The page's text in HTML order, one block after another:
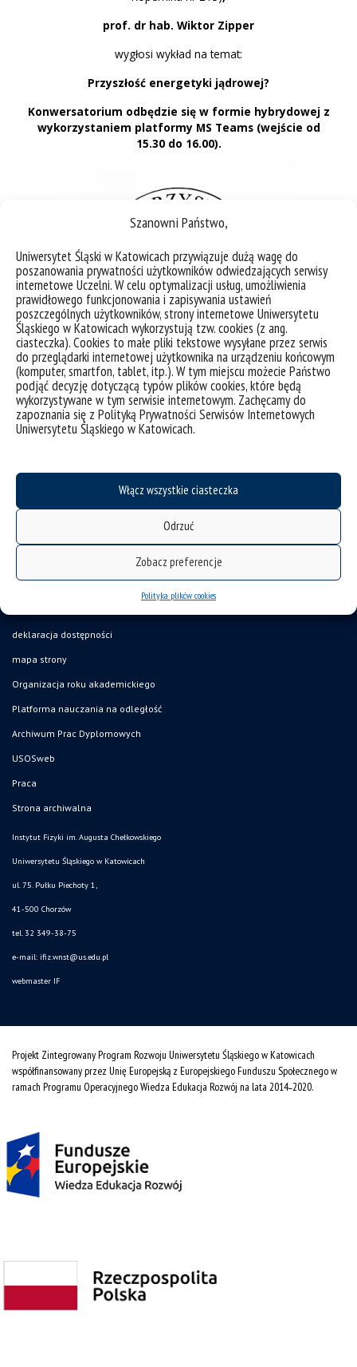
Szanowni Państwo,
Uniwersytet Śląski w Katowicach przywiązuje dużą wagę do
poszanowania prywatności użytkowników odwiedzających serwisy
internetowe Uczelni. W celu optymalizacji usług, umożliwienia
prawidłowego funkcjonowania i zapisywania ustawień
poszczególnych użytkowników, strony internetowe Uniwersytetu
Śląskiego w Katowicach wykorzystują tzw. cookies (z ang.
ciasteczka). Cookies to małe pliki tekstowe wysyłane przez serwis
do przeglądarki internetowej użytkownika na urządzeniu końcowym
(komputer, smartfon, tablet, itp.). W tym miejscu możecie Państwo
podjąć decyzję dotyczącą typów plików cookies, które będą
wykorzystywane w tym serwisie internetowym. Zachęcamy do
zapoznania się z Polityką Prywatności Serwisów Internetowych
Uniwersytetu Śląskiego w Katowicach.
Włącz wszystkie ciasteczka
Odrzuć
Zobacz preferencje
Polityka plików cookies
prof. dr hab. Wiktor Zipper
wygłosi wykład na temat:
Przyszłość energetyki jądrowej?
Konwersatorium odbędzie się w formie hybrydowej z
wykorzystaniem platformy MS Teams (wejście od
15.30 do 16.00).
deklaracja dostępności
mapa strony
Organizacja roku akademickiego
Platforma nauczania na odległość
Archiwum Prac Dyplomowych
USOSweb
Praca
Strona archiwalna
Instytut Fizyki im. Augusta Chełkowskiego
Uniwersytetu Śląskiego w Katowicach
ul. 75. Pułku Piechoty 1,
41-500 Chorzów
tel. 32 349-38-75
e-mail: ifiz.wnst@us.edu.pl
webmaster IF
Projekt Zintegrowany Program Rozwoju Uniwersytetu Śląskiego w Katowicach
współfinansowany przez Unię Europejską z Europejskiego Funduszu Społecznego w
ramach Programu Operacyjnego Wiedza Edukacja Rozwój na lata 2014˗2020.